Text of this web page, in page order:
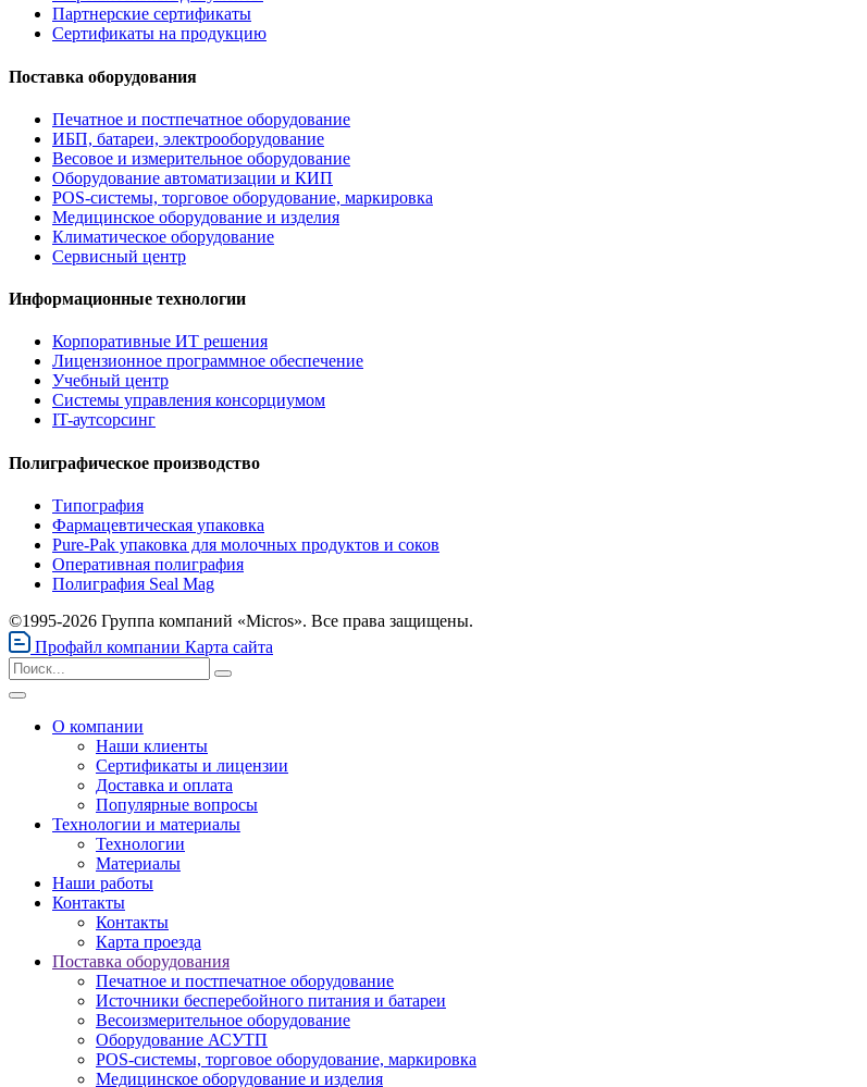
Партнерские сертификаты
Сертификаты на продукцию
Поставка оборудования
Печатное и постпечатное оборудование
ИБП, батареи, электрооборудование
Весовое и измерительное оборудование
Оборудование автоматизации и КИП
POS-системы, торговое оборудование, маркировка
Медицинское оборудование и изделия
Климатическое оборудование
Сервисный центр
Информационные технологии
Корпоративные ИТ решения
Лицензионное программное обеспечение
Учебный центр
Системы управления консорциумом
IT-аутсорсинг
Полиграфическое производство
Типография
Фармацевтическая упаковка
Pure-Pak упаковка для молочных продуктов и соков
Оперативная полиграфия
Полиграфия Seal Mag
©1995-2026 Группа компаний «Micros». Все права защищены.
Профайл компании Карта сайта
О компании
Наши клиенты
Сертификаты и лицензии
Доставка и оплата
Популярные вопросы
Технологии и материалы
Технологии
Материалы
Наши работы
Контакты
Контакты
Карта проезда
Поставка оборудования
Печатное и постпечатное оборудование
Источники бесперебойного питания и батареи
Весоизмерительное оборудование
Оборудование АСУТП
POS-системы, торговое оборудование, маркировка
Медицинское оборудование и изделия